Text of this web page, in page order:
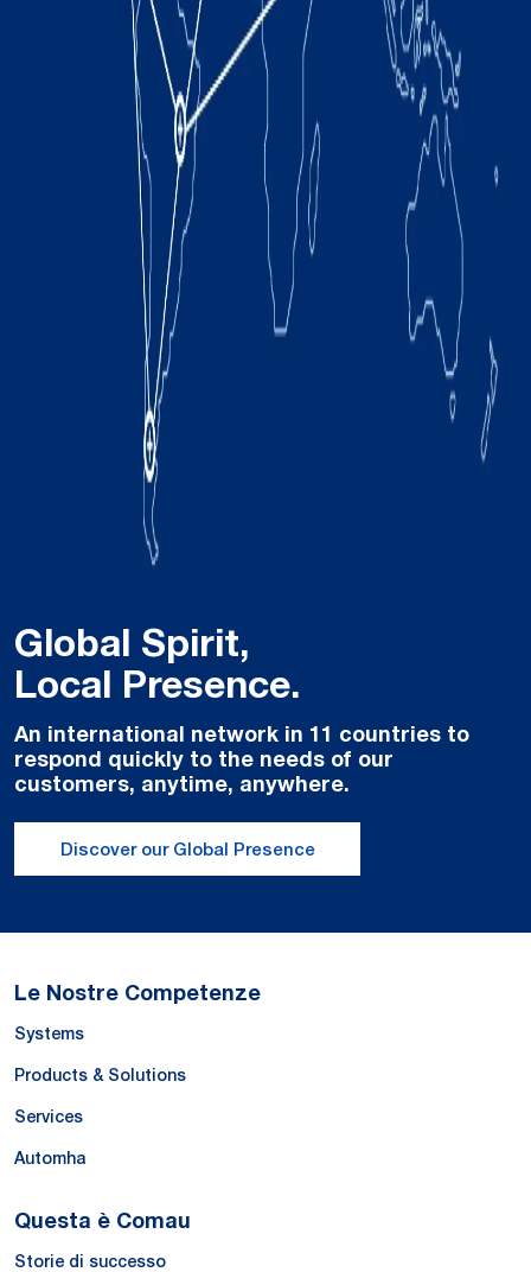
Global Spirit,
Local Presence.
An international network in 11 countries to
respond quickly to the needs of our
customers, anytime, anywhere.
Discover our Global Presence
Le Nostre Competenze
Systems
Products & Solutions
Services
Automha
Questa è Comau
Storie di successo